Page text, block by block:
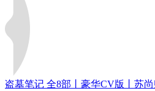
盗墓笔记 全8部丨豪华CV版丨苏